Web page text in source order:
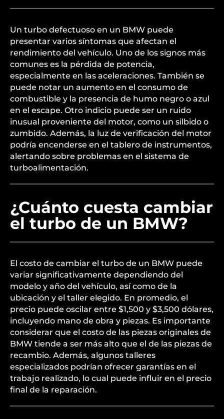
Un turbo defectuoso en un BMW puede
presentar varios síntomas que afectan el
rendimiento del vehículo. Uno de los signos más
comunes es la pérdida de potencia,
especialmente en las aceleraciones. También se
puede notar un aumento en el consumo de
combustible y la presencia de humo negro o azul
en el escape. Otro indicio puede ser un ruido
inusual proveniente del motor, como un silbido o
zumbido. Además, la luz de verificación del motor
podría encenderse en el tablero de instrumentos,
alertando sobre problemas en el sistema de
turboalimentación.
¿Cuánto cuesta cambiar
el turbo de un BMW?
El costo de cambiar el turbo de un BMW puede
variar significativamente dependiendo del
modelo y año del vehículo, así como de la
ubicación y el taller elegido. En promedio, el
precio puede oscilar entre $1,500 y $3,500 dólares,
incluyendo mano de obra y piezas. Es importante
considerar que el costo de las piezas originales de
BMW tiende a ser más alto que el de las piezas de
recambio. Además, algunos talleres
especializados podrían ofrecer garantías en el
trabajo realizado, lo cual puede influir en el precio
final de la reparación.